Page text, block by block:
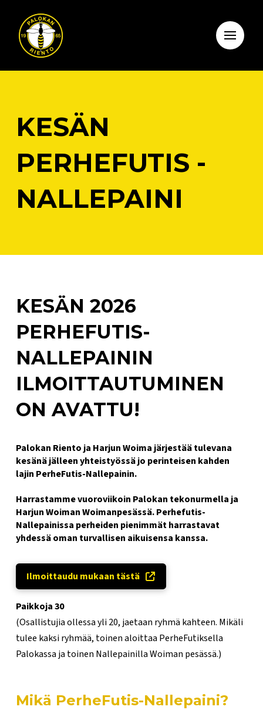
KESÄN
PERHEFUTIS -
NALLEPAINI
KESÄN 2026
PERHEFUTIS-
NALLEPAININ
ILMOITTAUTUMINEN
ON AVATTU!
Palokan Riento ja Harjun Woima järjestää tulevana
kesänä jälleen yhteistyössä jo perinteisen kahden
lajin PerheFutis-Nallepainin.
Harrastamme vuoroviikoin Palokan tekonurmella ja
Harjun Woiman Woimanpesässä. Perhefutis-
Nallepainissa perheiden pienimmät harrastavat
yhdessä oman turvallisen aikuisensa kanssa.
Ilmoittaudu mukaan tästä
Paikkoja 30
(Osallistujia ollessa yli 20, jaetaan ryhmä kahteen. Mikäli
tulee kaksi ryhmää, toinen aloittaa PerheFutiksella
Palokassa ja toinen Nallepainilla Woiman pesässä.)
Mikä PerheFutis-Nallepaini?